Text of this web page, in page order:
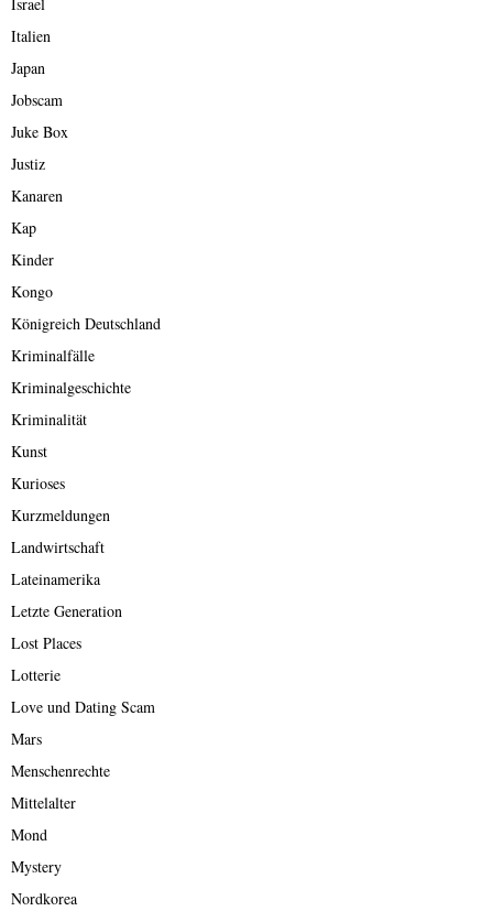
Israel
Italien
Japan
Jobscam
Juke Box
Justiz
Kanaren
Kap
Kinder
Kongo
Königreich Deutschland
Kriminalfälle
Kriminalgeschichte
Kriminalität
Kunst
Kurioses
Kurzmeldungen
Landwirtschaft
Lateinamerika
Letzte Generation
Lost Places
Lotterie
Love und Dating Scam
Mars
Menschenrechte
Mittelalter
Mond
Mystery
Nordkorea